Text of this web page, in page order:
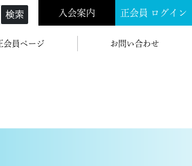
検索 入会案内 正会員 ログイン
会員ページ お問い合わせ